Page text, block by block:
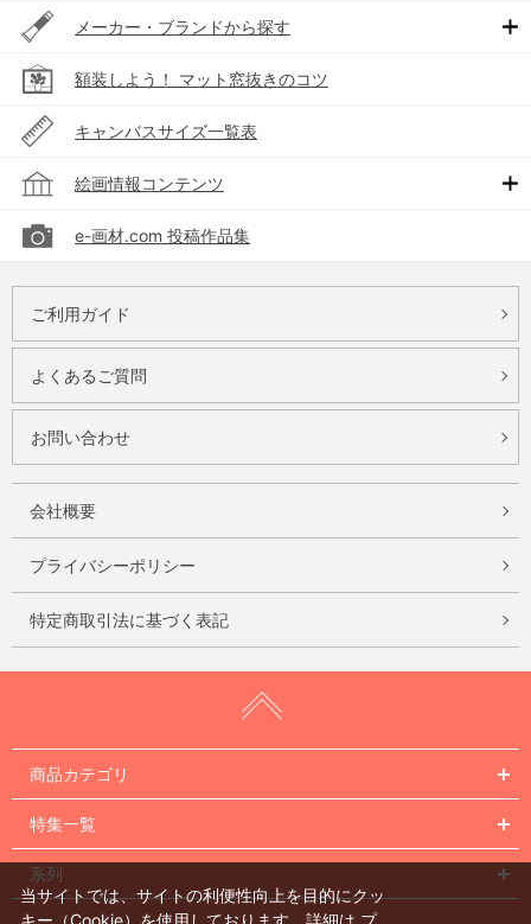
メーカー・ブランドから探す
額装しよう！ マット窓抜きのコツ
キャンバスサイズ一覧表
絵画情報コンテンツ
e-画材.com 投稿作品集
ご利用ガイド
よくあるご質問
お問い合わせ
会社概要
プライバシーポリシー
特定商取引法に基づく表記
商品カテゴリ
特集一覧
系列
当サイトでは、サイトの利便性向上を目的にクッ